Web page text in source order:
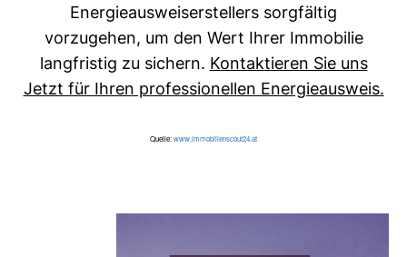
Energieausweiserstellers sorgfältig
vorzugehen, um den Wert Ihrer Immobilie
langfristig zu sichern. Kontaktieren Sie uns
Jetzt für Ihren professionellen Energieausweis.
Quelle:www.immobilienscout24.at